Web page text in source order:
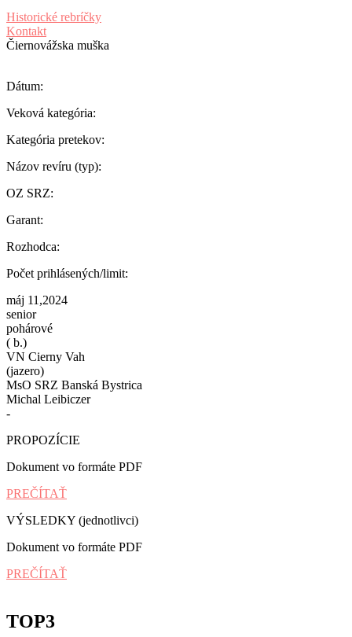
Historické rebríčky
Kontakt
Čiernovážska muška
Dátum:
Veková kategória:
Kategória pretekov:
Názov revíru (typ):
OZ SRZ:
Garant:
Rozhodca:
Počet prihlásených/limit:
máj 11,2024
senior
pohárové
( b.)
VN Cierny Vah
(jazero)
MsO SRZ Banská Bystrica
Michal Leibiczer
-
PROPOZÍCIE
Dokument vo formáte PDF
PREČÍTAŤ
VÝSLEDKY (jednotlivci)
Dokument vo formáte PDF
PREČÍTAŤ
TOP3